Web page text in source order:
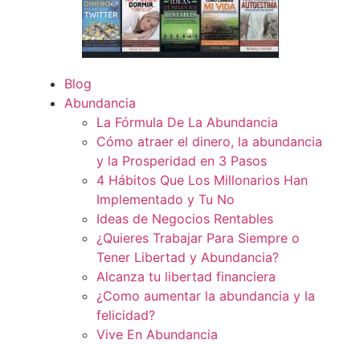
Blog
Abundancia
La Fórmula De La Abundancia
Cómo atraer el dinero, la abundancia
y la Prosperidad en 3 Pasos
4 Hábitos Que Los Millonarios Han
Implementado y Tu No
Ideas de Negocios Rentables
¿Quieres Trabajar Para Siempre o
Tener Libertad y Abundancia?
Alcanza tu libertad financiera
¿Como aumentar la abundancia y la
felicidad?
Vive En Abundancia